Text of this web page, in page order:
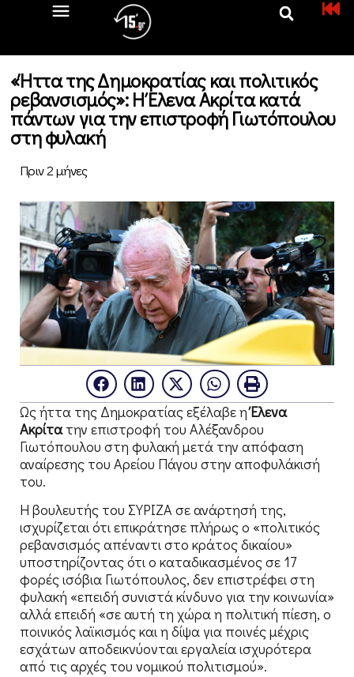
«Ήττα της Δημοκρατίας και πολιτικός
ρεβανσισμός»: Η Έλενα Ακρίτα κατά
πάντων για την επιστροφή Γιωτόπουλου
στη φυλακή
Πριν 2 μήνες
Ως ήττα της Δημοκρατίας εξέλαβε ηΈλενα
Ακρίτατην επιστροφή του Αλέξανδρου
Γιωτόπουλου στη φυλακή μετά την απόφαση
αναίρεσης του Αρείου Πάγου στην αποφυλάκισή
του.
Η βουλευτής του ΣΥΡΙΖΑ σε ανάρτησή της,
ισχυρίζεται ότι επικράτησε πλήρως ο «πολιτικός
ρεβανσισμός απέναντι στο κράτος δικαίου»
υποστηρίζοντας ότι ο καταδικασμένος σε 17
φορές ισόβια Γιωτόπουλος, δεν επιστρέφει στη
φυλακή «επειδή συνιστά κίνδυνο για την κοινωνία»
αλλά επειδή «σε αυτή τη χώρα η πολιτική πίεση, ο
ποινικός λαϊκισμός και η δίψα για ποινές μέχρις
εσχάτων αποδεικνύονται εργαλεία ισχυρότερα
από τις αρχές του νομικού πολιτισμού».